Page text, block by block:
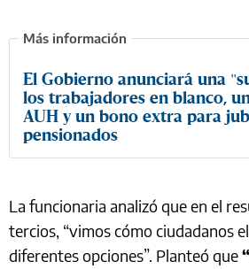
El Gobierno anunciará una
los trabajadores en blanco,
AUH y un bono extra para
pensionados
La funcionaria analizó que en el
tercios, “vimos cómo ciudadanos
diferentes opciones”. Planteó que